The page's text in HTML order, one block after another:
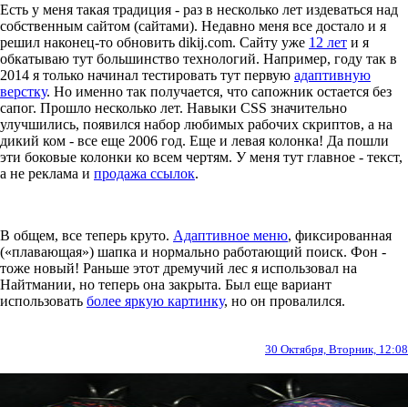
Есть у меня такая традиция - раз в несколько лет издеваться над
собственным сайтом (сайтами). Недавно меня все достало и я
решил наконец-то обновить dikij.com. Сайту уже 12 лет и я
обкатываю тут большинство технологий. Например, году так в
2014 я только начинал тестировать тут первую адаптивную
верстку. Но именно так получается, что сапожник остается без
сапог. Прошло несколько лет. Навыки CSS значительно
улучшились, появился набор любимых рабочих скриптов, а на
дикий ком - все еще 2006 год. Еще и левая колонка! Да пошли
эти боковые колонки ко всем чертям. У меня тут главное - текст,
а не реклама и продажа ссылок.
В общем, все теперь круто. Адаптивное меню, фиксированная
(«плавающая») шапка и нормально работающий поиск. Фон -
тоже новый! Раньше этот дремучий лес я использовал на
Найтмании, но теперь она закрыта. Был еще вариант
использовать более яркую картинку, но он провалился.
30 Октября, Вторник, 12:08